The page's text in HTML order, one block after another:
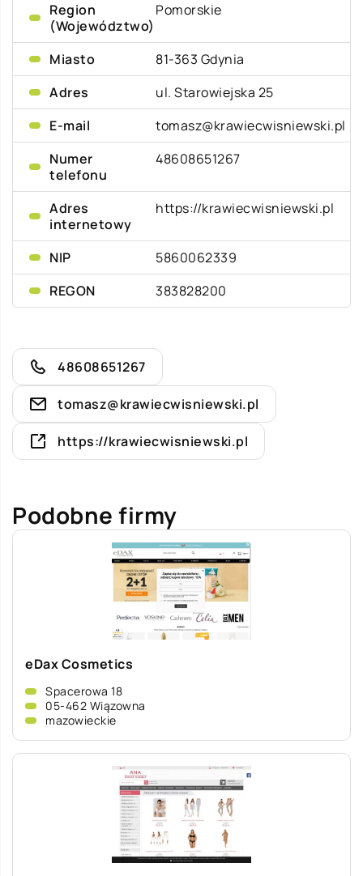
Region
(Województwo)
Pomorskie
Miasto
81-363 Gdynia
Adres
ul. Starowiejska 25
E-mail
tomasz@krawiecwisniewski.pl
Numer
telefonu
48608651267
Adres
internetowy
https://krawiecwisniewski.pl
NIP
5860062339
REGON
383828200
48608651267
tomasz@krawiecwisniewski.pl
https://krawiecwisniewski.pl
Podobne firmy
eDax Cosmetics
Spacerowa 18
05-462 Wiązowna
mazowieckie